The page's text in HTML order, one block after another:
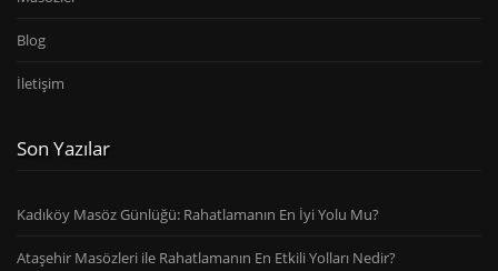
Blog
İletişim
Son Yazılar
Kadıköy Masöz Günlüğü: Rahatlamanın En İyi Yolu Mu?
Ataşehir Masözleri ile Rahatlamanın En Etkili Yolları Nedir?